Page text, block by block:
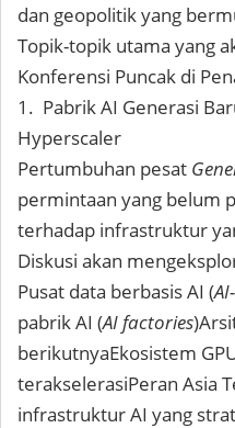
dan geopolitik yang
Topik-topik utama yang
Konferensi Puncak di
1. Pabrik AI Generasi
Hyperscaler
Pertumbuhan pesat
permintaan yang belum
terhadap infrastruktur
Diskusi akan
Pusat data berbasis AI (
pabrik AI (AI factories
berikutnyaEkosistem
terakselerasiPeran Asia
infrastruktur AI yang